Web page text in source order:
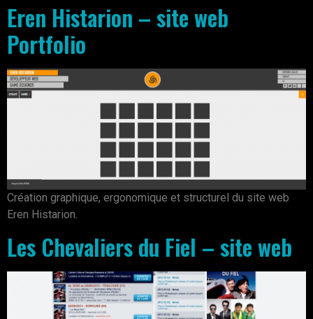
Eren Histarion – site web
Portfolio
Création graphique, ergonomique et structurel du site web
Eren Histarion.
Les Chevaliers du Fiel – site web